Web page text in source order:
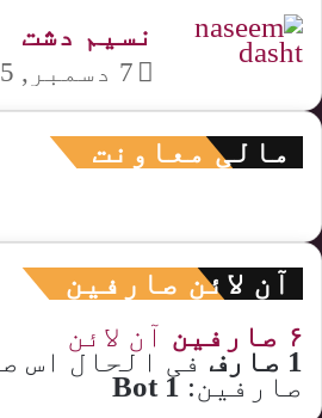
نسیم دشت
7 دسمبر, 2025
مالی معاونت
آن لائن صارفین
۶ صارفین آن لائن
1 صارف فی الحال اس
صارفین: 1 Bot